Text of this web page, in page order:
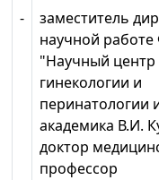
-
заместитель
научной
"Научный центр
гинекологии и
перинатологии
академика В.И.
доктор
профессор